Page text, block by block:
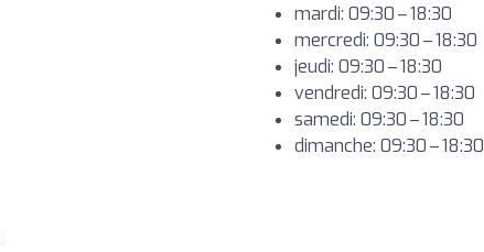
mardi: 09:30 – 18:30
mercredi: 09:30 – 18:30
jeudi: 09:30 – 18:30
vendredi: 09:30 – 18:30
samedi: 09:30 – 18:30
dimanche: 09:30 – 18:30